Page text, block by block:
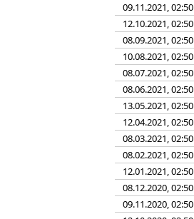
09.11.2021, 02:50
12.10.2021, 02:50
08.09.2021, 02:50
10.08.2021, 02:50
08.07.2021, 02:50
08.06.2021, 02:50
13.05.2021, 02:50
12.04.2021, 02:50
08.03.2021, 02:50
08.02.2021, 02:50
12.01.2021, 02:50
08.12.2020, 02:50
09.11.2020, 02:50